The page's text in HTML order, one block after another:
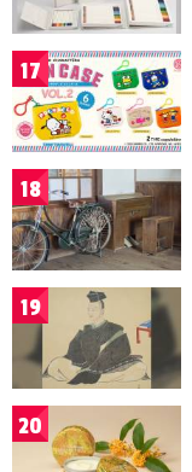
17
18
19
20